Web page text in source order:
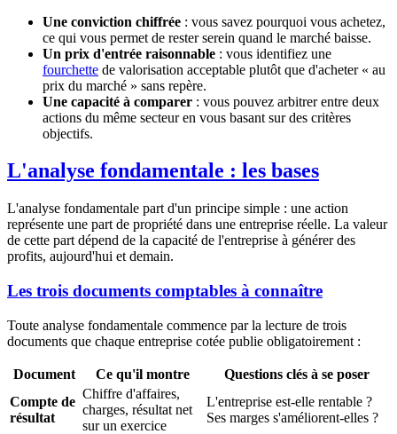
Une conviction chiffrée : vous savez pourquoi vous achetez,
ce qui vous permet de rester serein quand le marché baisse.
Un prix d'entrée raisonnable : vous identifiez une
fourchette de valorisation acceptable plutôt que d'acheter « au
prix du marché » sans repère.
Une capacité à comparer : vous pouvez arbitrer entre deux
actions du même secteur en vous basant sur des critères
objectifs.
L'analyse fondamentale : les bases
L'analyse fondamentale part d'un principe simple : une action
représente une part de propriété dans une entreprise réelle. La valeur
de cette part dépend de la capacité de l'entreprise à générer des
profits, aujourd'hui et demain.
Les trois documents comptables à connaître
Toute analyse fondamentale commence par la lecture de trois
documents que chaque entreprise cotée publie obligatoirement :
Document Ce qu'il montre
Questions clés à se poser
Compte de
résultat
Chiffre d'affaires,
charges, résultat net
sur un exercice
L'entreprise est-elle rentable ?
Ses marges s'améliorent-elles ?